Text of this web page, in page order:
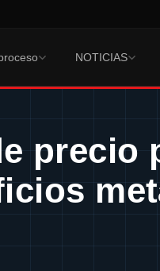
NOTICIAS
precio